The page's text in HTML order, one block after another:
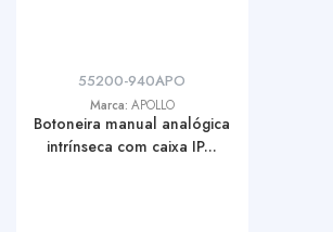
55200-940APO
Marca: APOLLO
Botoneira manual analógica
intrínseca com caixa IP...